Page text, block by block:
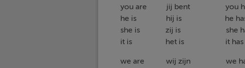
you are jij bent you
he is hij is he
she is zij is she
it is het is it has
we are wij zijn we